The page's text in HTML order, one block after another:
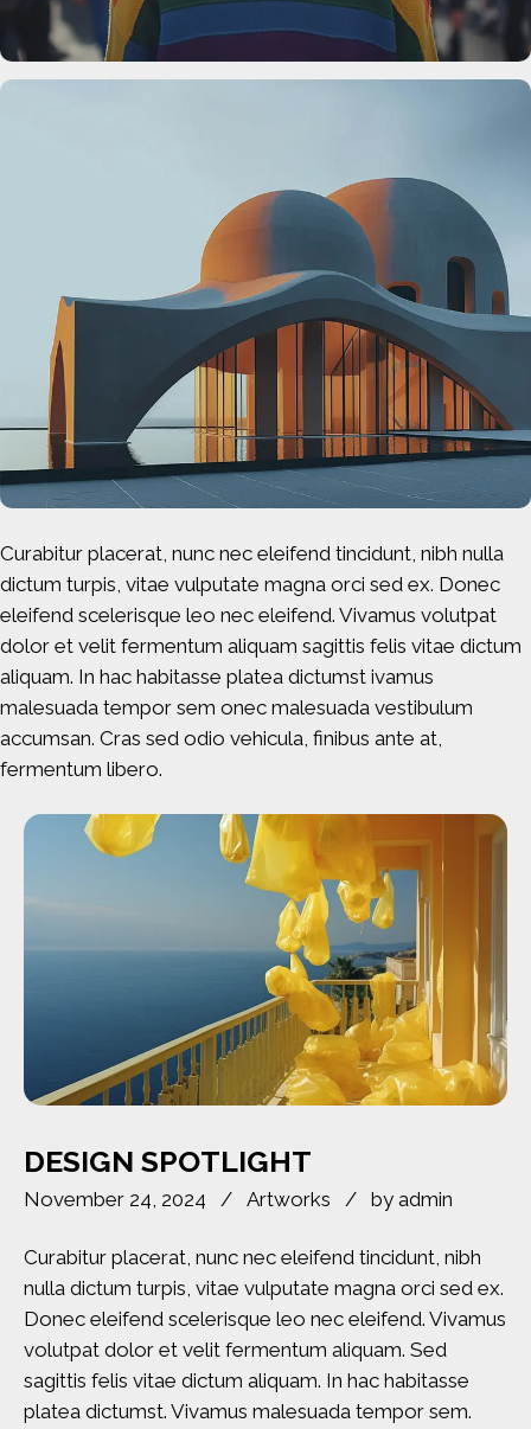
Curabitur placerat, nunc nec eleifend tincidunt, nibh nulla
dictum turpis, vitae vulputate magna orci sed ex. Donec
eleifend scelerisque leo nec eleifend. Vivamus volutpat
dolor et velit fermentum aliquam sagittis felis vitae dictum
aliquam. In hac habitasse platea dictumst ivamus
malesuada tempor sem onec malesuada vestibulum
accumsan. Cras sed odio vehicula, finibus ante at,
fermentum libero.
DESIGN SPOTLIGHT
November 24, 2024 Artworks by admin
Curabitur placerat, nunc nec eleifend tincidunt, nibh
nulla dictum turpis, vitae vulputate magna orci sed ex.
Donec eleifend scelerisque leo nec eleifend. Vivamus
volutpat dolor et velit fermentum aliquam. Sed
sagittis felis vitae dictum aliquam. In hac habitasse
platea dictumst. Vivamus malesuada tempor sem.